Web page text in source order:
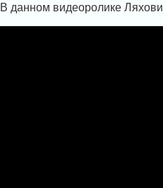
В данном видеоролике